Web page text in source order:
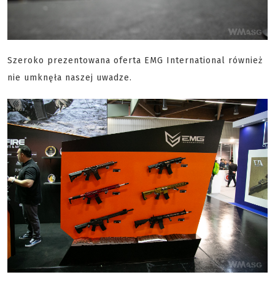
Szeroko prezentowana oferta EMG International również
nie umknęła naszej uwadze.